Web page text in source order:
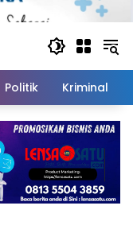
Politik Kriminal